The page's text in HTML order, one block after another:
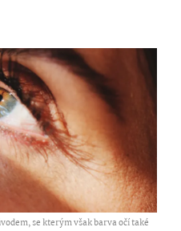
se kterým však barva očí také